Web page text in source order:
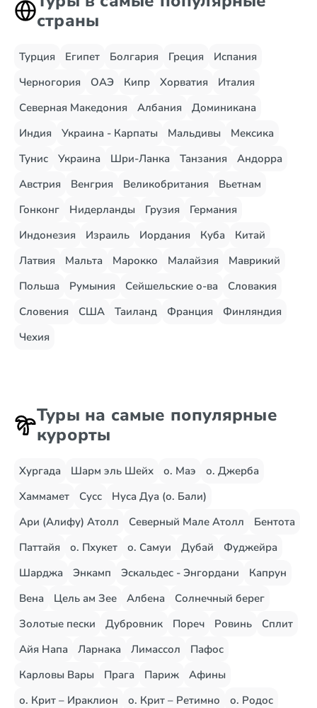
страны
Турция Египет Болгария Греция
Испания
Черногория
ОАЭ Кипр Хорватия
Италия
Северная Македония
Албания
Доминикана
Индия
Украина - Карпаты Мальдивы
Мексика
Тунис
Украина Шри-Ланка Танзания
Андорра
Австрия
Венгрия Великобритания
Вьетнам
Гонконг
Нидерланды Грузия
Германия
Индонезия
Израиль Иордания Куба
Китай
Латвия
Мальта Марокко Малайзия
Маврикий
Польша
Румыния Сейшельские о-ва
Словакия
Словения
США Таиланд Франция
Финляндия
Чехия
Туры на самые популярные
курорты
Хургада Шарм эль Шейх о. Маэ
о. Джерба
Хаммамет
Сусс
Нуса Дуа (о. Бали)
Ари (Алифу) Атолл
Северный Мале Атолл
Бентота
Паттайя
о. Пхукет о. Самуи Дубай
Фуджейра
Шарджа
Энкамп Эскальдес - Энгордани
Капрун
Вена
Цель ам Зее Албена
Солнечный берег
Золотые пески
Дубровник Пореч Ровинь
Сплит
Айя Напа
Ларнака Лимассол
Пафос
Карловы Вары
Прага Париж
Афины
о. Крит – Ираклион
о. Крит – Ретимно
о. Родос